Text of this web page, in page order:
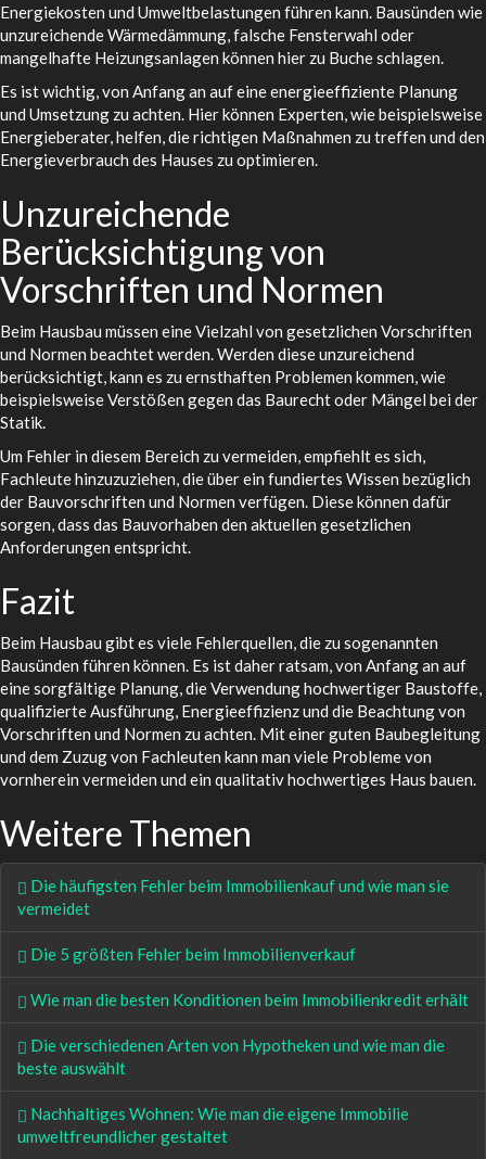
Energiekosten und Umweltbelastungen führen kann. Bausünden wie
unzureichende Wärmedämmung, falsche Fensterwahl oder
mangelhafte Heizungsanlagen können hier zu Buche schlagen.
Es ist wichtig, von Anfang an auf eine energieeffiziente Planung
und Umsetzung zu achten. Hier können Experten, wie beispielsweise
Energieberater, helfen, die richtigen Maßnahmen zu treffen und den
Energieverbrauch des Hauses zu optimieren.
Unzureichende
Berücksichtigung von
Vorschriften und Normen
Beim Hausbau müssen eine Vielzahl von gesetzlichen Vorschriften
und Normen beachtet werden. Werden diese unzureichend
berücksichtigt, kann es zu ernsthaften Problemen kommen, wie
beispielsweise Verstößen gegen das Baurecht oder Mängel bei der
Statik.
Um Fehler in diesem Bereich zu vermeiden, empfiehlt es sich,
Fachleute hinzuzuziehen, die über ein fundiertes Wissen bezüglich
der Bauvorschriften und Normen verfügen. Diese können dafür
sorgen, dass das Bauvorhaben den aktuellen gesetzlichen
Anforderungen entspricht.
Fazit
Beim Hausbau gibt es viele Fehlerquellen, die zu sogenannten
Bausünden führen können. Es ist daher ratsam, von Anfang an auf
eine sorgfältige Planung, die Verwendung hochwertiger Baustoffe,
qualifizierte Ausführung, Energieeffizienz und die Beachtung von
Vorschriften und Normen zu achten. Mit einer guten Baubegleitung
und dem Zuzug von Fachleuten kann man viele Probleme von
vornherein vermeiden und ein qualitativ hochwertiges Haus bauen.
Weitere Themen
Die häufigsten Fehler beim Immobilienkauf und wie man sie
vermeidet
Die 5 größten Fehler beim Immobilienverkauf
Wie man die besten Konditionen beim Immobilienkredit erhält
Die verschiedenen Arten von Hypotheken und wie man die
beste auswählt
Nachhaltiges Wohnen: Wie man die eigene Immobilie
umweltfreundlicher gestaltet